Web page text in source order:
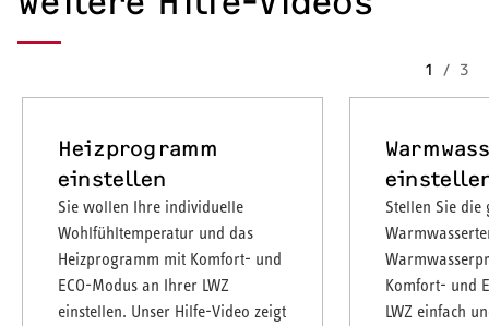
1 / 3
Heizprogramm
einstellen
Sie wollen Ihre individuelle
Wohlfühltemperatur und das
Heizprogramm mit Komfort- und
ECO-Modus an Ihrer LWZ
einstellen. Unser Hilfe-Video zeigt
Stellen Sie die
Komfort- und
LWZ einfach